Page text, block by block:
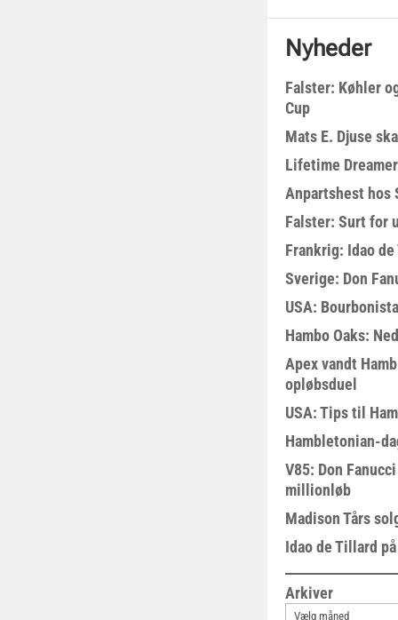
Nyheder
Falster: Køhler
Cup
Mats E. Djuse
Lifetime
Anpartshest hos
Falster: Surt for
Frankrig: Idao
Sverige: Don
USA:
Hambo Oaks:
Apex vandt
opløbsduel
USA: Tips til
Hambletonian-
V85: Don
millionløb
Madison Tårs
Idao de Tillard
Arkiver